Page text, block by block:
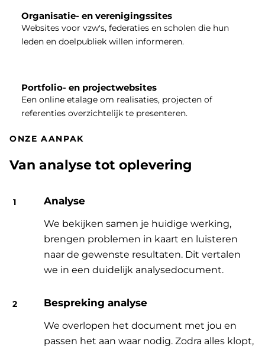
Organisatie- en verenigingssites
Websites voor vzw's, federaties en scholen die hun
leden en doelpubliek willen informeren.
Portfolio- en projectwebsites
Een online etalage om realisaties, projecten of
referenties overzichtelijk te presenteren.
ONZE AANPAK
Van analyse tot oplevering
Analyse
We bekijken samen je huidige werking,
brengen problemen in kaart en luisteren
naar de gewenste resultaten. Dit vertalen
we in een duidelijk analysedocument.
Bespreking analyse
We overlopen het document met jou en
passen het aan waar nodig. Zodra alles klopt,